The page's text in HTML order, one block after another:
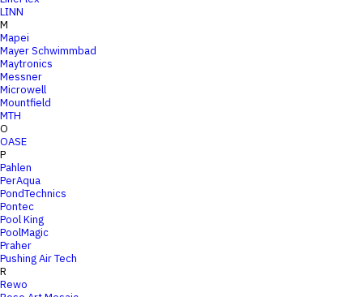
LINN
M
Mapei
Mayer Schwimmbad
Maytronics
Messner
Microwell
Mountfield
MTH
O
OASE
P
Pahlen
PerAqua
PondTechnics
Pontec
Pool King
PoolMagic
Praher
Pushing Air Tech
R
Rewo